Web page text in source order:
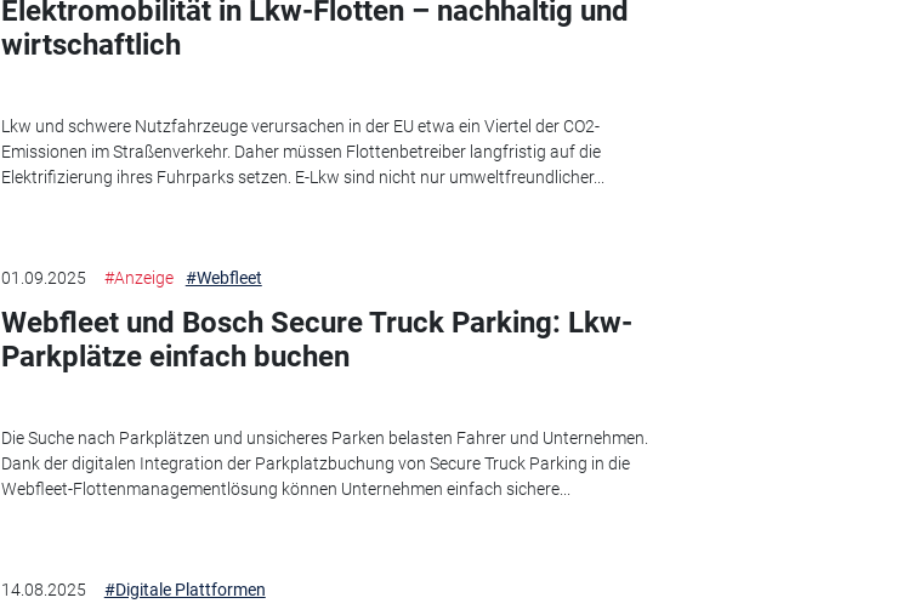
Elektromobilität in Lkw-Flotten – nachhaltig und
wirtschaftlich
Lkw und schwere Nutzfahrzeuge verursachen in der EU etwa ein Viertel der CO2-
Emissionen im Straßenverkehr. Daher müssen Flottenbetreiber langfristig auf die
Elektrifizierung ihres Fuhrparks setzen. E-Lkw sind nicht nur umweltfreundlicher...
01.09.2025 #Anzeige #Webfleet
Webfleet und Bosch Secure Truck Parking: Lkw-
Parkplätze einfach buchen
Die Suche nach Parkplätzen und unsicheres Parken belasten Fahrer und Unternehmen.
Dank der digitalen Integration der Parkplatzbuchung von Secure Truck Parking in die
Webfleet-Flottenmanagementlösung können Unternehmen einfach sichere...
14.08.2025 #Digitale Plattformen